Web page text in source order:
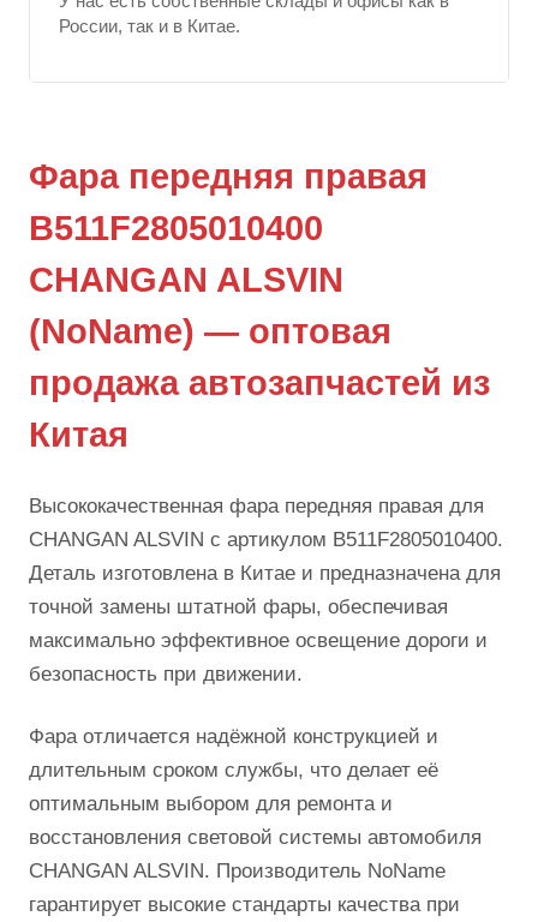
России, так и в Китае.
Фара передняя правая
B511F2805010400
CHANGAN ALSVIN
(NoName) — оптовая
продажа автозапчастей из
Китая
Высококачественная фара передняя правая для
CHANGAN ALSVIN с артикулом B511F2805010400.
Деталь изготовлена в Китае и предназначена для
точной замены штатной фары, обеспечивая
максимально эффективное освещение дороги и
безопасность при движении.
Фара отличается надёжной конструкцией и
длительным сроком службы, что делает её
оптимальным выбором для ремонта и
восстановления световой системы автомобиля
CHANGAN ALSVIN. Производитель NoName
гарантирует высокие стандарты качества при